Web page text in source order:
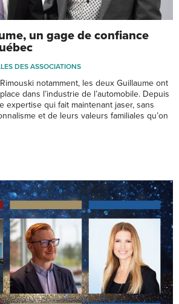
un gage de confiance
DES ASSOCIATIONS
notamment, les deux Guillaume ont
dans l’industrie de l’automobile. Depuis
expertise qui fait maintenant jaser, sans
et de leurs valeurs familiales qu’on